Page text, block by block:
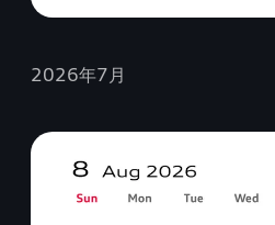
2026年7月